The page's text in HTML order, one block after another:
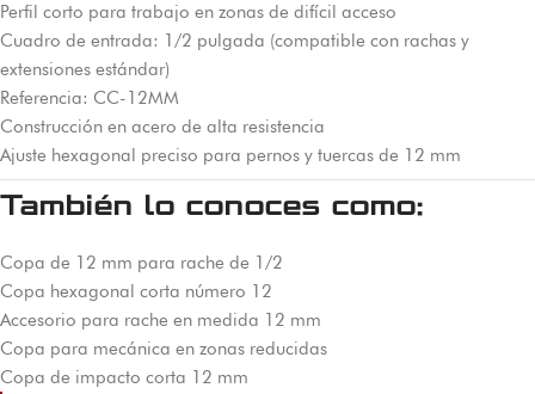
Perfil corto para trabajo en zonas de difícil acceso
Cuadro de entrada: 1/2 pulgada (compatible con rachas y
extensiones estándar)
Referencia: CC-12MM
Construcción en acero de alta resistencia
Ajuste hexagonal preciso para pernos y tuercas de 12 mm
También lo conoces como:
Copa de 12 mm para rache de 1/2
Copa hexagonal corta número 12
Accesorio para rache en medida 12 mm
Copa para mecánica en zonas reducidas
Copa de impacto corta 12 mm